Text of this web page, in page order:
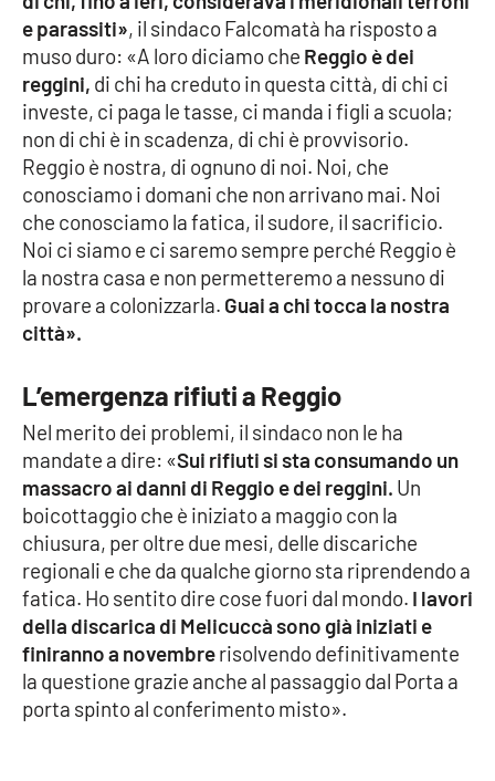
Venti di comunicazione
STREAMING
LaC TV
LaC Network
LaC OnAir
Catanzaro
Crotone
Vibo Valentia
Reggio Calabria
Cosenza
Lamezia Terme
e parassiti», il sindaco Falcomatà ha risposto a
muso duro: «A loro diciamo che Reggio è dei
reggini, di chi ha creduto in questa città, di chi ci
investe, ci paga le tasse, ci manda i figli a scuola;
non di chi è in scadenza, di chi è provvisorio.
Reggio è nostra, di ognuno di noi. Noi, che
conosciamo i domani che non arrivano mai. Noi
che conosciamo la fatica, il sudore, il sacrificio.
Noi ci siamo e ci saremo sempre perché Reggio è
la nostra casa e non permetteremo a nessuno di
provare a colonizzarla. Guai a chi tocca la nostra
città».
L’emergenza rifiuti a Reggio
Nel merito dei problemi, il sindaco non le ha
mandate a dire: «Sui rifiuti si sta consumando un
massacro ai danni di Reggio e dei reggini. Un
boicottaggio che è iniziato a maggio con la
chiusura, per oltre due mesi, delle discariche
regionali e che da qualche giorno sta riprendendo a
fatica. Ho sentito dire cose fuori dal mondo. I lavori
della discarica di Melicuccà sono già iniziati e
finiranno a novembrerisolvendo definitivamente
la questione grazie anche al passaggio dal Porta a
porta spinto al conferimento misto».